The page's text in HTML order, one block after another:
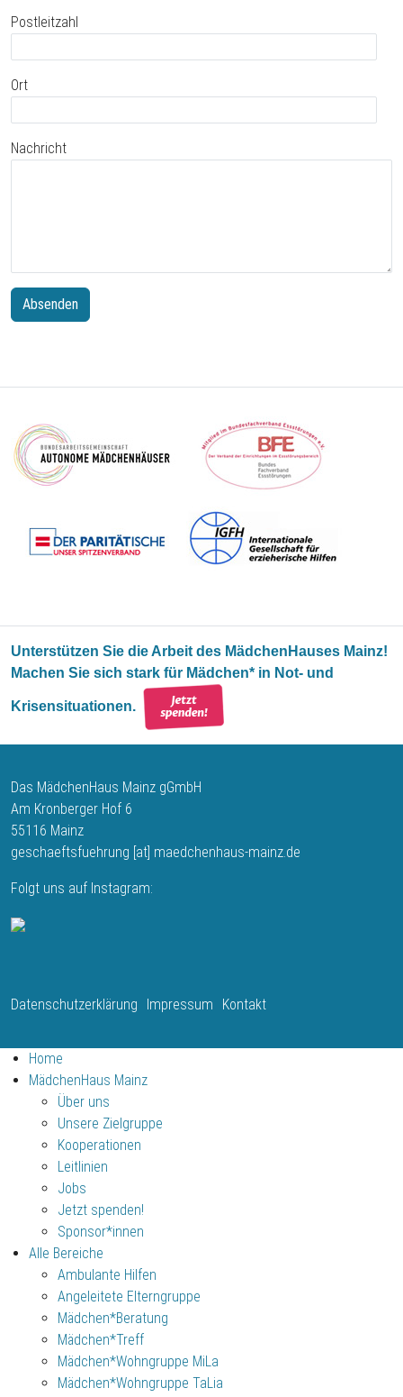
Postleitzahl
Ort
Nachricht
Absenden
Unterstützen Sie die Arbeit des MädchenHauses Mainz!
Machen Sie sich stark für Mädchen* in Not- und
Krisensituationen.
Das MädchenHaus Mainz gGmbH
Am Kronberger Hof 6
55116 Mainz
geschaeftsfuehrung [at] maedchenhaus-mainz.de
Folgt uns auf Instagram:
Fußbereich
Datenschutzerklärung Impressum Kontakt
Home
MädchenHaus Mainz
Über uns
Unsere Zielgruppe
Kooperationen
Leitlinien
Jobs
Jetzt spenden!
Sponsor*innen
Alle Bereiche
Ambulante Hilfen
Angeleitete Elterngruppe
Mädchen*Beratung
Mädchen*Treff
Mädchen*Wohngruppe MiLa
Mädchen*Wohngruppe TaLia